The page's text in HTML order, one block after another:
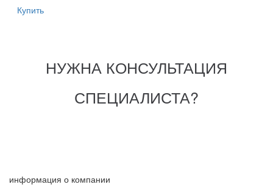
Купить
НУЖНА КОНСУЛЬТАЦИЯ
СПЕЦИАЛИСТА?
информация о компании